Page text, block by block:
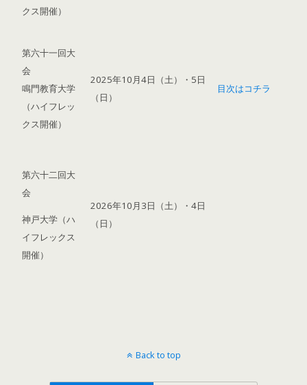
クス開催）
第六十一回大
会
鳴門教育大学
（ハイフレッ
クス開催）
2025年10月4日（土）・5日
（日）
目次はコチラ
第六十二回大
会
神戸大学（ハ
イフレックス
開催）
2026年10月3日（土）・4日
（日）
Back to top